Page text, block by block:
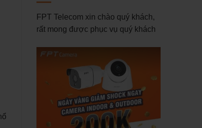
FPT Telecom xin chào quý khách,
rất mong được phục vụ quý khách